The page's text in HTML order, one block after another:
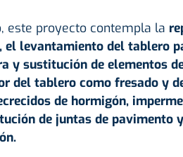
este proyecto contempla la
el levantamiento del tablero
y sustitución de elementos
del tablero como fresado y
de hormigón,
de juntas de pavimento